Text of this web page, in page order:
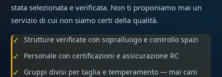
stata selezionata e verificata. Non ti proponiamo mai un
servizio di cui non siamo certi della qualità.
Strutture verificate con sopralluogo e controllo spazi
Personale con certificazioni e assicurazione RC
Gruppi divisi per taglia e temperamento — mai cani